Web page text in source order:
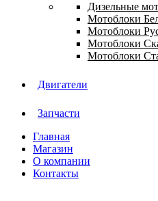
Дизельные
Мотоблоки
Мотоблоки
Мотоблоки
Мотоблоки
Двигатели
Запчасти
Главная
Магазин
О компании
Контакты